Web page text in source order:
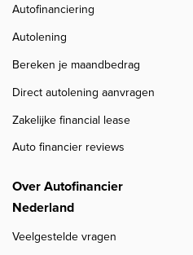
Autofinanciering
Autolening
Bereken je maandbedrag
Direct autolening aanvragen
Zakelijke financial lease
Auto financier reviews
Over Autofinancier
Nederland
Veelgestelde vragen